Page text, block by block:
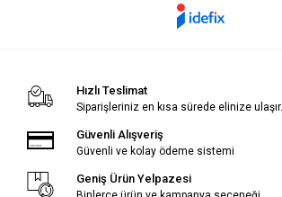
Hızlı Teslimat
Siparişleriniz en kısa sürede elinize ulaşır.
Güvenli Alışveriş
Güvenli ve kolay ödeme sistemi
Geniş Ürün Yelpazesi